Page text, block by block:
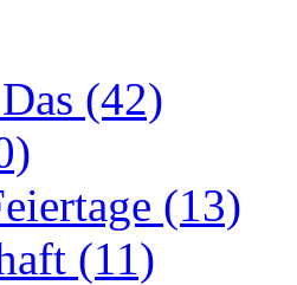
(42)
(13)
(11)